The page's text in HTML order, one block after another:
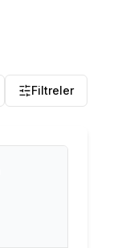
Filtreler